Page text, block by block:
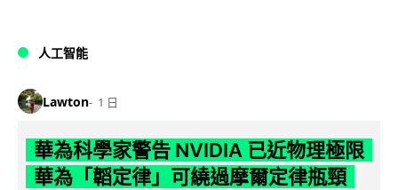
人工智能
Lawton 1 日
華為科學家警告 NVIDIA 已近物理極限
華為「韜定律」可繞過摩爾定律瓶頸